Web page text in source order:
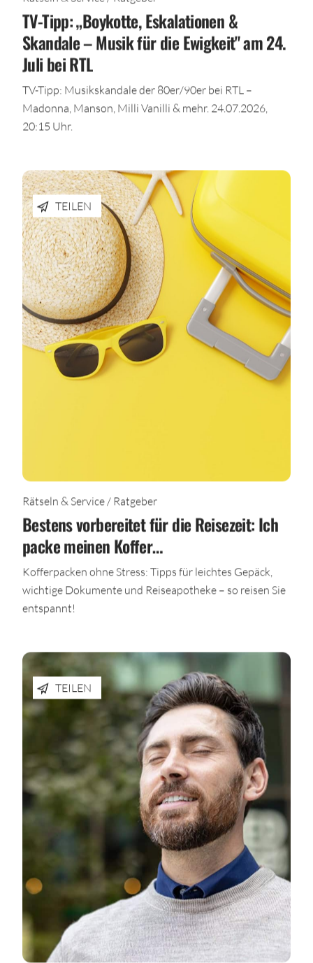
TV-Tipp: „Boykotte, Eskalationen &
Skandale – Musik für die Ewigkeit" am 24.
Juli bei RTL
TV-Tipp: Musikskandale der 80er/90er bei RTL –
Madonna, Manson, Milli Vanilli & mehr. 24.07.2026,
20:15 Uhr.
TEILEN
Rätseln & Service / Ratgeber
Bestens vorbereitet für die Reisezeit: Ich
packe meinen Koffer…
Kofferpacken ohne Stress: Tipps für leichtes Gepäck,
wichtige Dokumente und Reiseapotheke – so reisen Sie
entspannt!
TEILEN